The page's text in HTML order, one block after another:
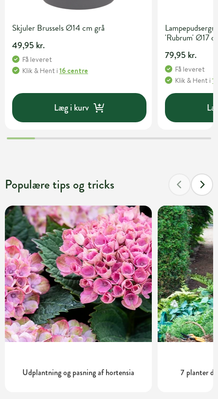
Skjuler Brussels Ø14 cm grå
49,95 kr.
Få leveret
Klik & Hent i 16 centre
Læg i kurv
'Rubrum' Ø17
79,95 kr.
Få leveret
Klik & Hent i
Populære tips og tricks
Udplantning og pasning af hortensia 7 planter